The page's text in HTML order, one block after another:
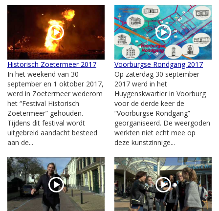
Historisch Zoetermeer 2017
In het weekend van 30
september en 1 oktober 2017,
werd in Zoetermeer wederom
het “Festival Historisch
Zoetermeer” gehouden.
Tijdens dit festival wordt
uitgebreid aandacht besteed
aan de...
Voorburgse Rondgang 2017
Op zaterdag 30 september
2017 werd in het
Huygenskwartier in Voorburg
voor de derde keer de
“Voorburgse Rondgang”
georganiseerd. De weergoden
werkten niet echt mee op
deze kunstzinnige...